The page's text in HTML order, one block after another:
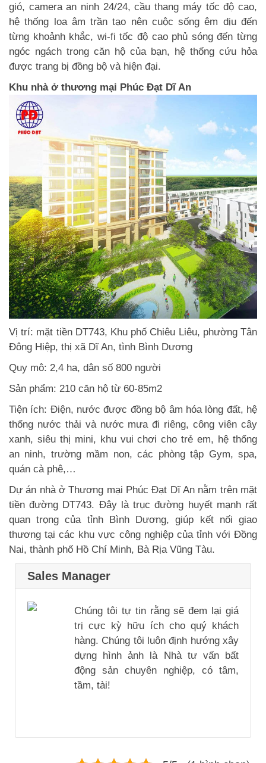
gió, camera an ninh 24/24, cầu thang máy tốc độ cao,
hệ thống loa âm trần tạo nên cuộc sống êm dịu đến
từng khoảnh khắc, wi-fi tốc độ cao phủ sóng đến từng
ngóc ngách trong căn hộ của bạn, hệ thống cứu hỏa
được trang bị đồng bộ và hiện đại.
Khu nhà ở thương mại Phúc Đạt Dĩ An
Vị trí: mặt tiền DT743, Khu phố Chiêu Liêu, phường Tân
Đông Hiệp, thị xã Dĩ An, tình Bình Dương
Quy mô: 2,4 ha, dân số 800 người
Sản phẩm: 210 căn hộ từ 60-85m2
Tiện ích: Điện, nước được đồng bộ âm hóa lòng đất, hệ
thống nước thải và nước mưa đi riêng, công viên cây
xanh, siêu thị mini, khu vui chơi cho trẻ em, hệ thống
an ninh, trường mầm non, các phòng tập Gym, spa,
quán cà phê,…
Dự án nhà ở Thương mại Phúc Đạt Dĩ An nằm trên mặt
tiền đường DT743. Đây là trục đường huyết mạnh rất
quan trọng của tỉnh Bình Dương, giúp kết nối giao
thương tại các khu vực công nghiệp của tỉnh với Đồng
Nai, thành phố Hồ Chí Minh, Bà Rịa Vũng Tàu.
Sales Manager
Chúng tôi tự tin rằng sẽ đem lại giá
trị cực kỳ hữu ích cho quý khách
hàng. Chúng tôi luôn định hướng xây
dựng hình ảnh là Nhà tư vấn bất
động sản chuyên nghiệp, có tâm,
tầm, tài!